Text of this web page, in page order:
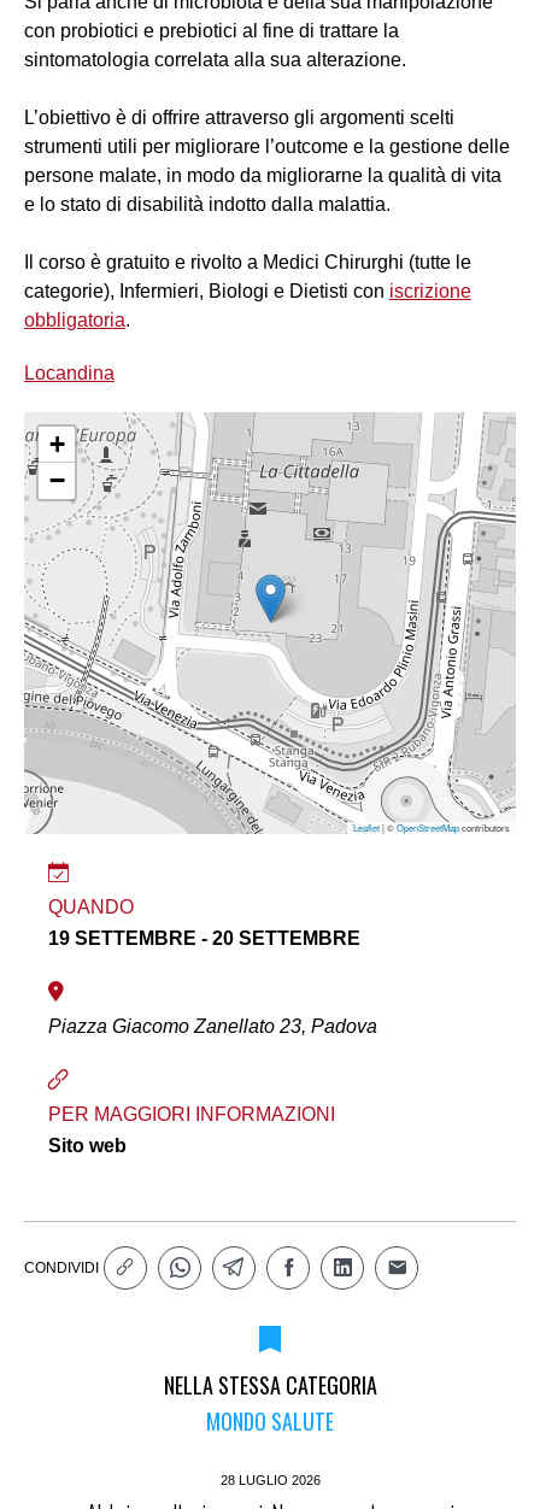
con probiotici e prebiotici al fine di trattare la
sintomatologia correlata alla sua alterazione.
L’obiettivo è di offrire attraverso gli argomenti scelti
strumenti utili per migliorare l’outcome e la gestione delle
persone malate, in modo da migliorarne la qualità di vita
e lo stato di disabilità indotto dalla malattia.
Il corso è gratuito e rivolto a Medici Chirurghi (tutte le
categorie), Infermieri, Biologi e Dietisti con iscrizione
obbligatoria.
Locandina
+
−
Leaflet| ©OpenStreetMapcontributors
QUANDO
19 SETTEMBRE - 20 SETTEMBRE
Piazza Giacomo Zanellato 23, Padova
PER MAGGIORI INFORMAZIONI
Sito web
CONDIVIDI
NELLA STESSA CATEGORIA
MONDO SALUTE
28 LUGLIO 2026